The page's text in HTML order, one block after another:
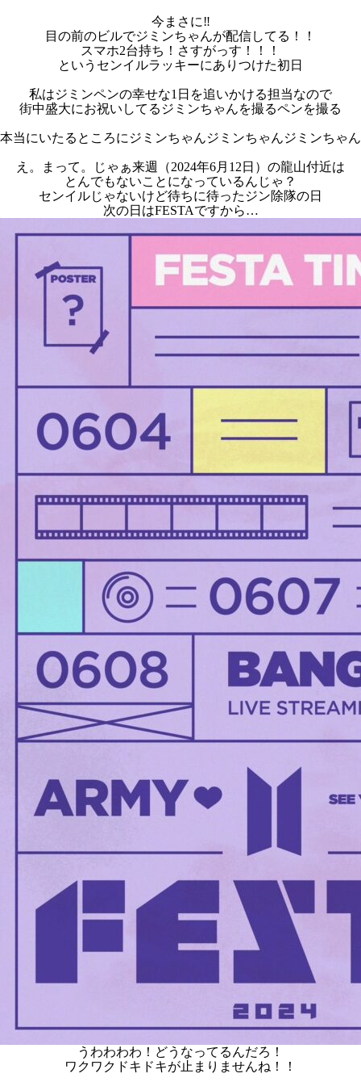
今まさに‼
目の前のビルでジミンちゃんが配信してる！！
スマホ2台持ち！さすがっす！！！
というセンイルラッキーにありつけた初日
私はジミンペンの幸せな1日を追いかける担当なので
街中盛大にお祝いしてるジミンちゃんを撮るペンを撮る
本当にいたるところにジミンちゃんジミンちゃんジミンちゃん
え。まって。じゃぁ来週（2024年6月12日）の龍山付近は
とんでもないことになっているんじゃ？
センイルじゃないけど待ちに待ったジン除隊の日
次の日はFESTAですから…
うわわわわ！どうなってるんだろ！
ワクワクドキドキが止まりませんね！！